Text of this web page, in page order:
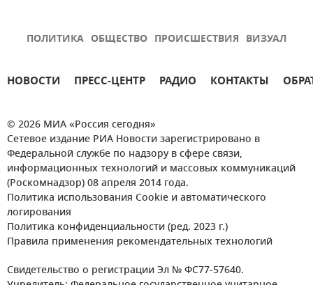
ПОЛИТИКА ОБЩЕСТВО ПРОИСШЕСТВИЯ ВИЗУАЛ
НОВОСТИ ПРЕСС-ЦЕНТР РАДИО КОНТАКТЫ
© 2026 МИА «Россия сегодня»
Сетевое издание РИА Новости зарегистрировано в
Федеральной службе по надзору в сфере связи,
информационных технологий и массовых коммуникаций
(Роскомнадзор) 08 апреля 2014 года.
Политика использования Cookie и автоматического
логирования
Политика конфиденциальности (ред. 2023 г.)
Правила применения рекомендательных технологий
Свидетельство о регистрации Эл № ФС77-57640.